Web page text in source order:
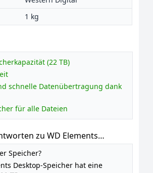
1 kg
(22 TB)
schnelle Datenübertragung dank
für alle Dateien
zu WD Elements
22 TB (Desktop-Speicher USB
Zusatzspeicher für Fotos, Musik,
Speicher?
Desktop-Speicher hat eine